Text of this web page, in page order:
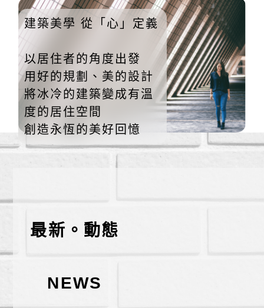
建築美學 從「心」定義
以居住者的角度出發
用好的規劃、美的設計
將冰冷的建築變成有溫
度的居住空間
創造永恆的美好回憶
最新。動態
NEWS